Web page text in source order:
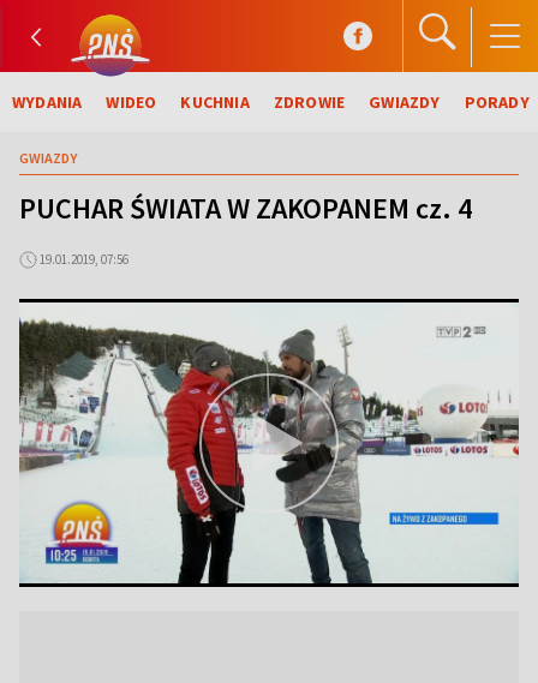
WYDANIA WIDEO KUCHNIA ZDROWIE GWIAZDY PORADY
GWIAZDY
PUCHAR ŚWIATA W ZAKOPANEM cz. 4
19.01.2019, 07:56